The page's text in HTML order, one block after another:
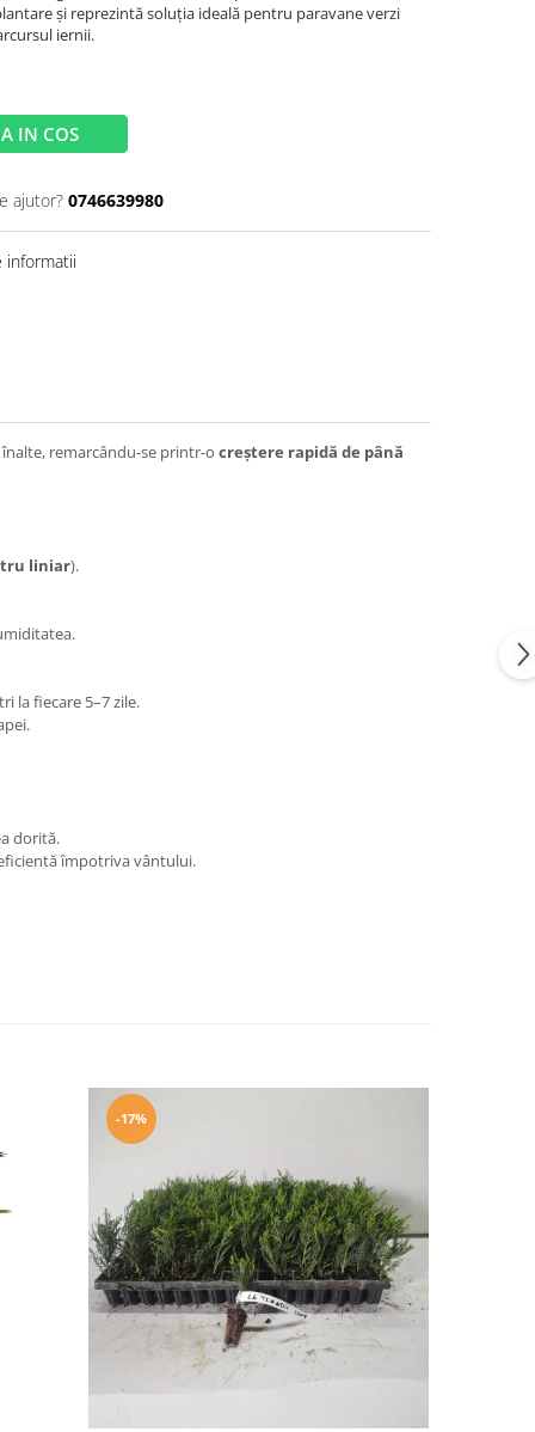
și reprezintă soluția ideală pentru paravane verzi
iernii.
IN COS
ajutor? 0746639980
informatii
remarcându-se printr-o creștere rapidă de până
liniar).
la fiecare 5–7 zile.
dorită.
împotriva vântului.
-17%